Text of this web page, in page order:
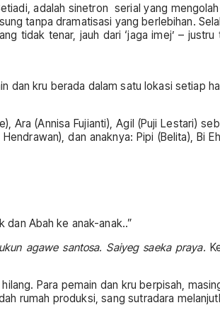
adalah sinetron serial yang
tanpa dramatisasi yang berlebihan.
tidak tenar, jauh dari ‘jaga imej’ –
dan kru berada dalam satu lokasi setiap
Ara (Annisa Fujianti), Agil (Puji Lestari)
dan anaknya: Pipi (Belita), Bi
dan Abah ke anak-anak..”
agawe santosa. Saiyeg saeka praya.
Para pemain dan kru berpisah,
rumah produksi, sang sutradara